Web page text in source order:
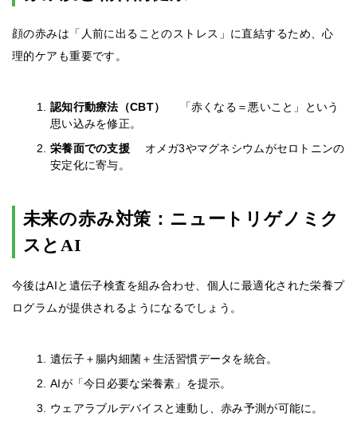
顔の赤みは「人前に出ることのストレス」に直結するため、心
理的ケアも重要です。
認知行動療法（CBT）
「赤くなる＝悪いこと」という
思い込みを修正。
栄養面での支援
オメガ3やマグネシウムがセロトニンの
安定化に寄与。
未来の赤み対策：ニュートリゲノミク
スとAI
今後はAIと遺伝子検査を組み合わせ、個人に最適化された栄養プ
ログラムが提供されるようになるでしょう。
遺伝子＋腸内細菌＋生活習慣データを統合。
AIが「今日必要な栄養素」を提示。
ウェアラブルデバイスと連動し、赤み予測が可能に。